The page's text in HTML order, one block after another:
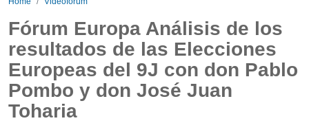
Fórum Europa Análisis de los
resultados de las Elecciones
Europeas del 9J con don Pablo
Pombo y don José Juan
Toharia